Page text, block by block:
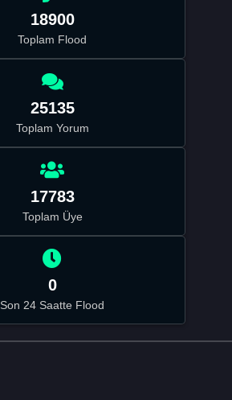
18900
Toplam Flood
25135
Toplam Yorum
17783
Toplam Üye
0
Son 24 Saatte Flood